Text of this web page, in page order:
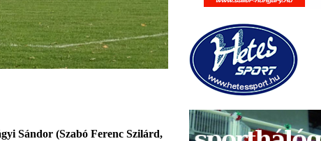
Sándor (Szabó Ferenc Szilárd,